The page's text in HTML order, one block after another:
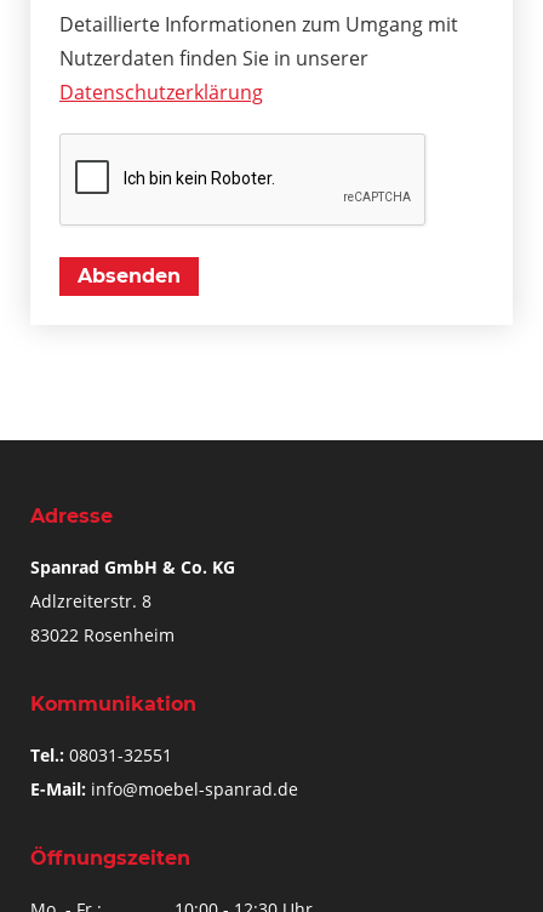
Detaillierte Informationen zum Umgang mit
Nutzerdaten finden Sie in unserer
Datenschutzerklärung
Adresse
Spanrad GmbH & Co. KG
Adlzreiterstr. 8
83022 Rosenheim
Kommunikation
Tel.: 08031-32551
E-Mail: info@moebel-spanrad.de
Öffnungszeiten